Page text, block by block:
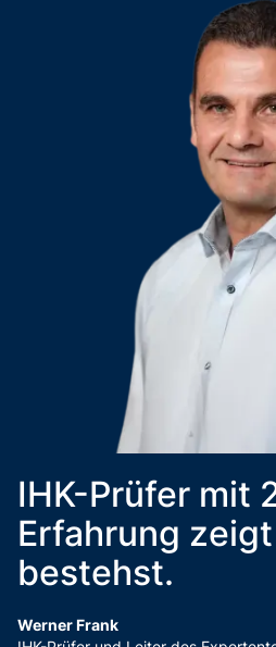
IHK-Prüfer mit
Erfahrung
bestehst.
Werner Frank